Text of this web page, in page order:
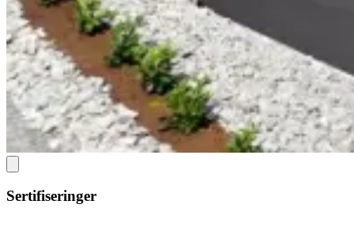
Sertifiseringer